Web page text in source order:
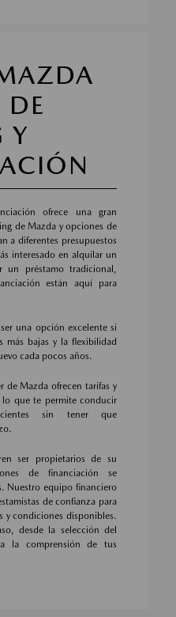
DE
Y
ofrece una gran
de Mazda y opciones de
a diferentes presupuestos
interesado en alquilar un
un préstamo tradicional,
están aquí para
una opción excelente si
más bajas y la flexibilidad
cada pocos años.
de Mazda ofrecen tarifas y
que te permite conducir
sin tener que
ser propietarios de su
de financiación se
Nuestro equipo financiero
de confianza para
y condiciones disponibles.
desde la selección del
la comprensión de tus